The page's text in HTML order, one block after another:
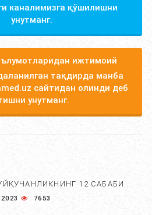
каналимизга қўшилишни
унутманг.
ижтимоий
тақдирда манба
сайтидан олинди деб
унутманг.
12 САБАБИ...
2023 7653